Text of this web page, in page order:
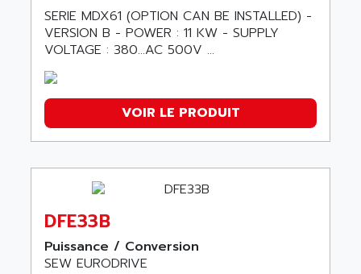
MDD
CMP40S
MOVI-PLC
MOVITRANS
CMP
MOVIPLC
SERIE MDX61 (OPTION CAN BE INSTALLED) -
VERSION B - POWER : 11 KW - SUPPLY
VOLTAGE : 380…AC 500V ...
VOIR LE PRODUIT
DFE33B
Puissance / Conversion
SEW EURODRIVE